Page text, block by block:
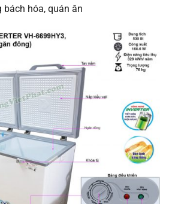
hóa, quán ăn